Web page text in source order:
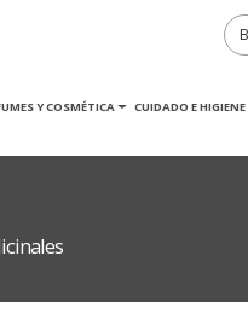
Y COSMÉTICA CUIDADO E HIGIENE